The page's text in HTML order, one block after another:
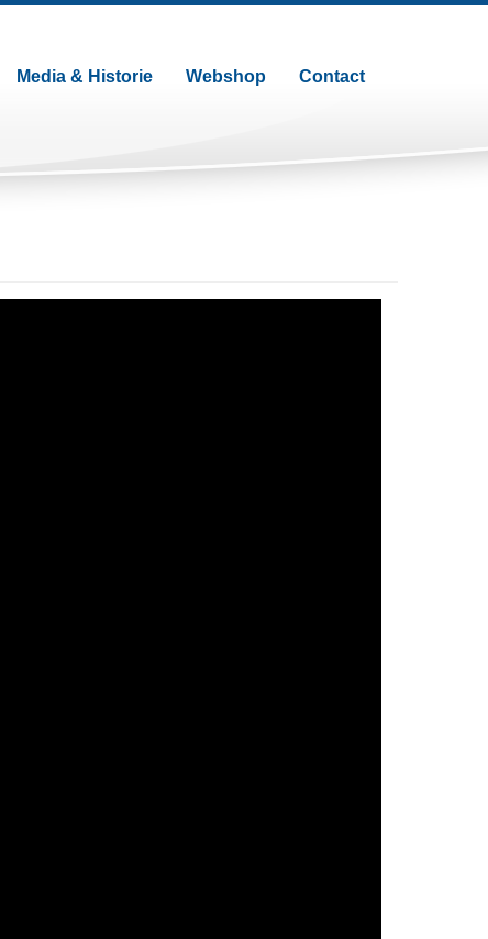
Media & Historie Webshop Contact